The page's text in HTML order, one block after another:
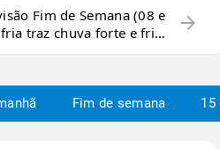
Fim de Semana (08 e
traz chuva forte e frio
arrow_forward
Fim de semana 15